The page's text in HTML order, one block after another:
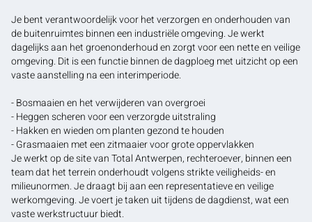
Je bent verantwoordelijk voor het verzorgen en onderhouden van
de buitenruimtes binnen een industriële omgeving. Je werkt
dagelijks aan het groenonderhoud en zorgt voor een nette en veilige
omgeving. Dit is een functie binnen de dagploeg met uitzicht op een
vaste aanstelling na een interimperiode.
- Bosmaaien en het verwijderen van overgroei
- Heggen scheren voor een verzorgde uitstraling
- Hakken en wieden om planten gezond te houden
- Grasmaaien met een zitmaaier voor grote oppervlakken
Je werkt op de site van Total Antwerpen, rechteroever, binnen een
team dat het terrein onderhoudt volgens strikte veiligheids- en
milieunormen. Je draagt bij aan een representatieve en veilige
werkomgeving. Je voert je taken uit tijdens de dagdienst, wat een
vaste werkstructuur biedt.